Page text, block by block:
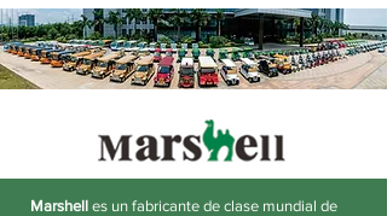
Marshell es un fabricante de clase mundial de